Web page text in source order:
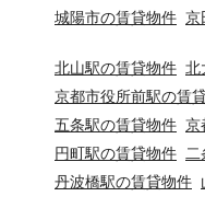
城陽市の賃貸物件 京
北山駅の賃貸物件 北
京都市役所前駅の賃
五条駅の賃貸物件 京
円町駅の賃貸物件 二
丹波橋駅の賃貸物件